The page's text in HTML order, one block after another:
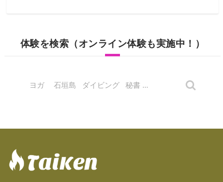
体験を検索（オンライン体験も実施中！）